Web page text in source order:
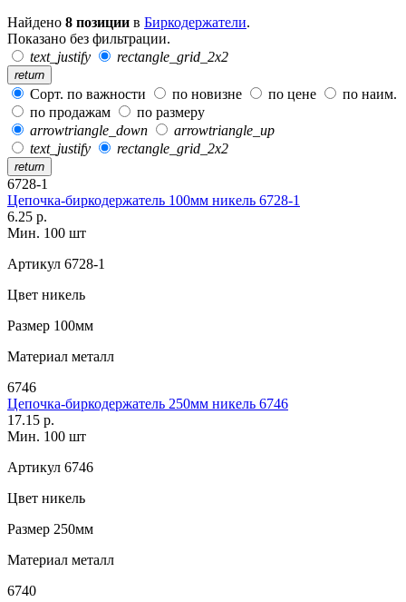
Найдено 8 позиции в Биркодержатели.
Показано без фильтрации.
text_justify
rectangle_grid_2x2
return
Сорт. по важности по новизне по цене
по наим.
по продажам
по размеру
arrowtriangle_down
arrowtriangle_up
text_justify
rectangle_grid_2x2
return
6728-1
Цепочка-биркодержатель 100мм никель 6728-1
6.25 р.
Мин. 100 шт
Артикул 6728-1
Цвет никель
Размер 100мм
Материал металл
6746
Цепочка-биркодержатель 250мм никель 6746
17.15 р.
Мин. 100 шт
Артикул 6746
Цвет никель
Размер 250мм
Материал металл
6740